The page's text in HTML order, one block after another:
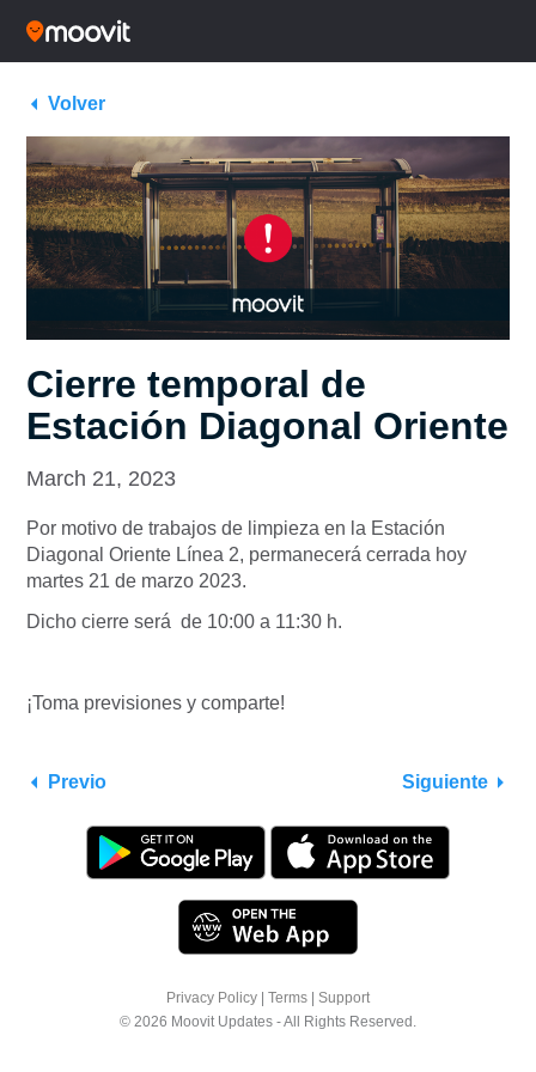
Volver
Cierre temporal de
Estación Diagonal Oriente
March 21, 2023
Por motivo de trabajos de limpieza en la Estación
Diagonal Oriente Línea 2, permanecerá cerrada hoy
martes 21 de marzo 2023.
Dicho cierre será de 10:00 a 11:30 h.
¡Toma previsiones y comparte!
Previo Siguiente
Privacy Policy Terms
Support
© 2026 Moovit Updates - All Rights Reserved.